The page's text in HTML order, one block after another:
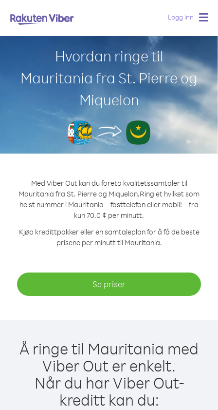
Logg Inn
Hvordan ringe til
Mauritania fra St. Pierre og
Miquelon
Med Viber Out kan du foreta kvalitetssamtaler til
Mauritania fra St. Pierre og Miquelon.Ring et hvilket som
helst nummer i Mauritania – fasttelefon eller mobil! – fra
kun 70.0 ¢ per minutt.
Kjøp kredittpakker eller en samtaleplan for å få de beste
prisene per minutt til Mauritania.
Se priser
Å ringe til Mauritania med
Viber Out er enkelt.
Når du har Viber Out-
kreditt kan du: